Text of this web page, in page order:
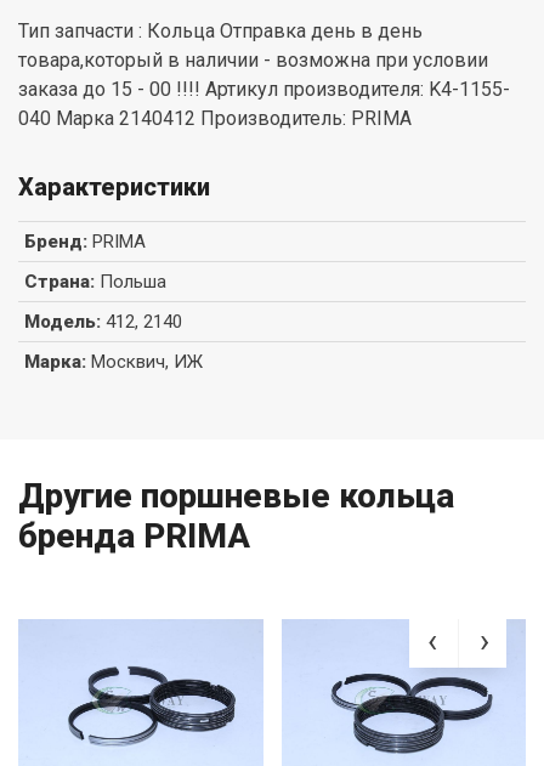
Тип запчасти : Кольца Отправка день в день
товара,который в наличии - возможна при условии
заказа до 15 - 00 !!!! Артикул производителя: K4-1155-
040 Марка 2140412 Производитель: PRIMA
Характеристики
Бренд: PRIMA
Страна: Польша
Модель: 412, 2140
Марка: Москвич, ИЖ
Другие поршневые кольца
бренда PRIMA